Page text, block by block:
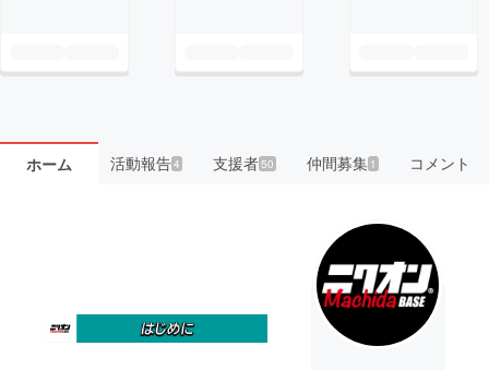
ホーム 活動報告4 支援者50 仲間募集 1 コメント